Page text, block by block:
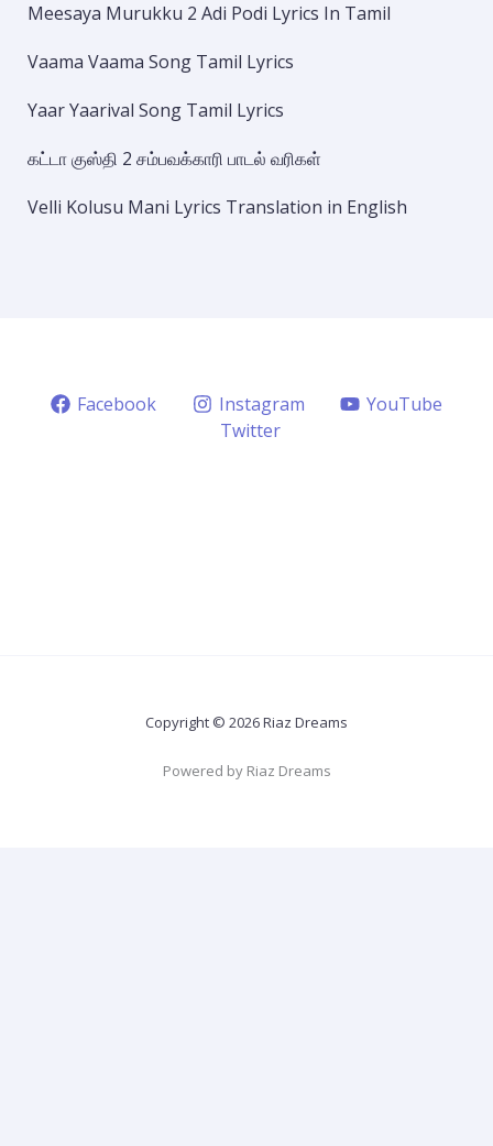
Meesaya Murukku 2 Adi Podi Lyrics In Tamil
Vaama Vaama Song Tamil Lyrics
Yaar Yaarival Song Tamil Lyrics
கட்டா குஸ்தி 2 சம்பவக்காரி பாடல் வரிகள்
Velli Kolusu Mani Lyrics Translation in English
Facebook Instagram
YouTube
Twitter
Copyright © 2026 Riaz Dreams
Powered by Riaz Dreams